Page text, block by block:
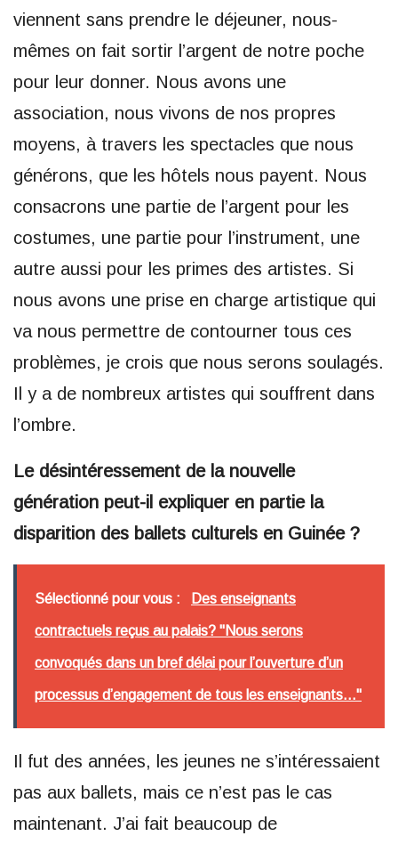
viennent sans prendre le déjeuner, nous-
mêmes on fait sortir l’argent de notre poche
pour leur donner. Nous avons une
association, nous vivons de nos propres
moyens, à travers les spectacles que nous
générons, que les hôtels nous payent. Nous
consacrons une partie de l’argent pour les
costumes, une partie pour l’instrument, une
autre aussi pour les primes des artistes. Si
nous avons une prise en charge artistique qui
va nous permettre de contourner tous ces
problèmes, je crois que nous serons soulagés.
Il y a de nombreux artistes qui souffrent dans
l’ombre.
Le désintéressement de la nouvelle
génération peut-il expliquer en partie la
disparition des ballets culturels en Guinée ?
Sélectionné pour vous : Des enseignants
contractuels reçus au palais? "Nous serons
convoqués dans un bref délai pour l’ouverture d’un
processus d’engagement de tous les enseignants..."
Il fut des années, les jeunes ne s’intéressaient
pas aux ballets, mais ce n’est pas le cas
maintenant. J’ai fait beaucoup de